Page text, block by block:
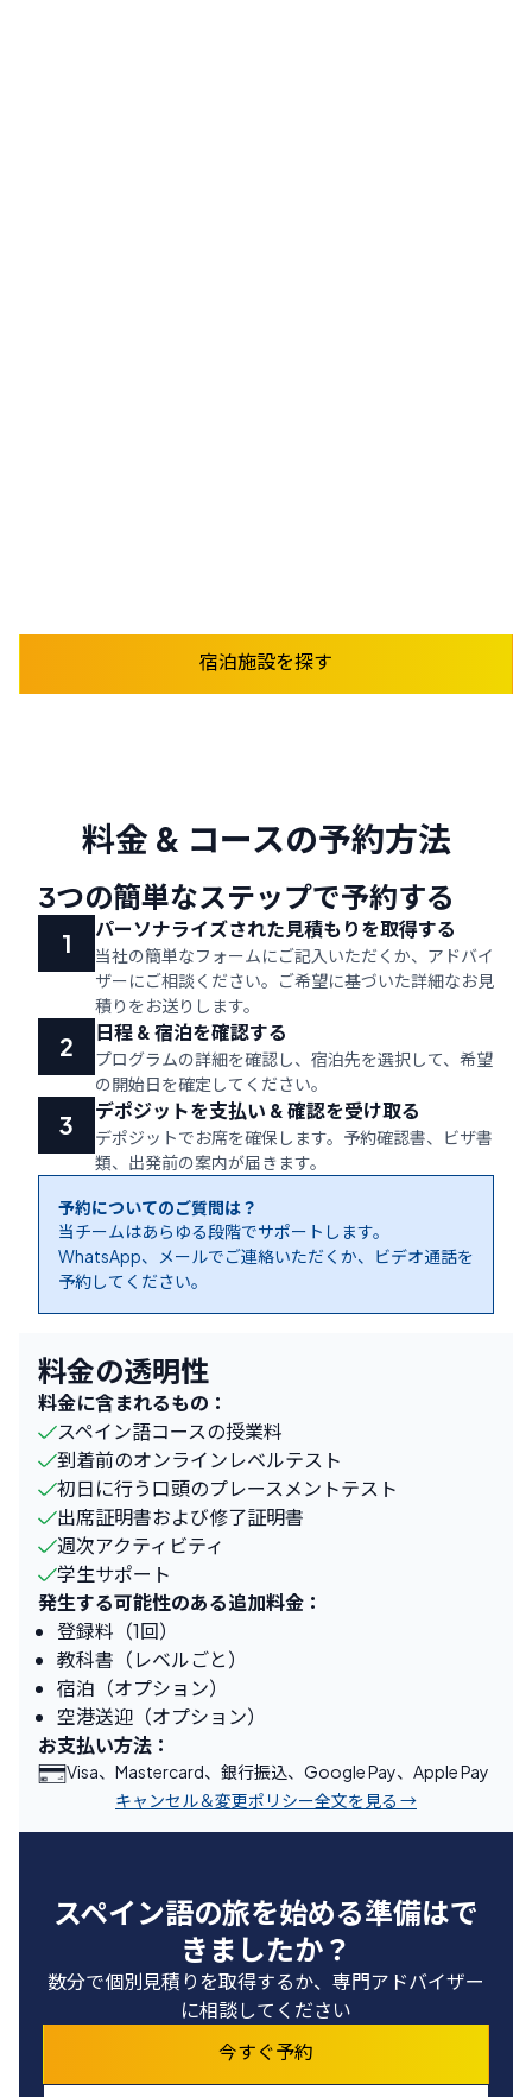
宿泊施設を探す
料金 & コースの予約方法
3つの簡単なステップで予約する
パーソナライズされた見積もりを取得する
当社の簡単なフォームにご記入いただくか、アドバイ
ザーにご相談ください。ご希望に基づいた詳細なお見
積りをお送りします。
日程 & 宿泊を確認する
プログラムの詳細を確認し、宿泊先を選択して、希望
の開始日を確定してください。
デポジットを支払い & 確認を受け取る
デポジットでお席を確保します。予約確認書、ビザ書
類、出発前の案内が届きます。
予約についてのご質問は？
当チームはあらゆる段階でサポートします。
WhatsApp、メールでご連絡いただくか、ビデオ通話を
予約してください。
料金の透明性
料金に含まれるもの：
スペイン語コースの授業料
到着前のオンラインレベルテスト
初日に行う口頭のプレースメントテスト
出席証明書および修了証明書
週次アクティビティ
学生サポート
発生する可能性のある追加料金：
登録料（1回）
教科書（レベルごと）
宿泊（オプション）
空港送迎（オプション）
お支払い方法：
Visa、Mastercard、銀行振込、Google Pay、Apple Pay
キャンセル＆変更ポリシー全文を見る →
スペイン語の旅を始める準備はで
きましたか？
数分で個別見積りを取得するか、専門アドバイザー
に相談してください
今すぐ予約